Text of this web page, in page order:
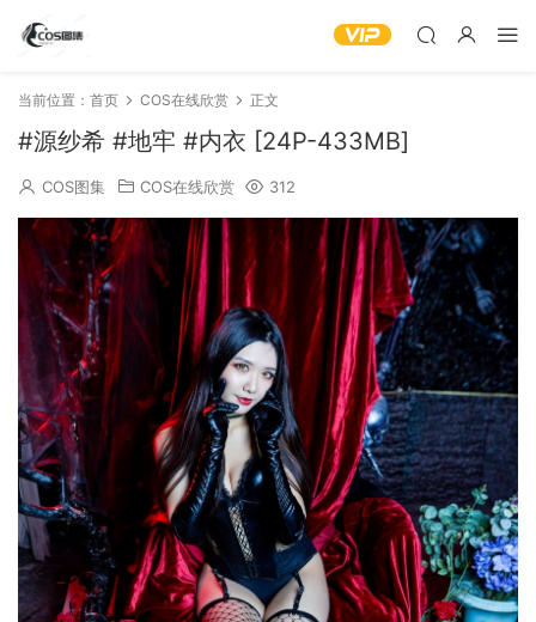
当前位置： 首页 COS在线欣赏 正文
#源纱希 #地牢 #内衣 [24P-433MB]
COS图集 COS在线欣赏 312